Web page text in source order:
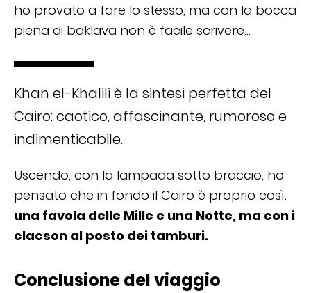
ho provato a fare lo stesso, ma con la bocca
piena di baklava non è facile scrivere…
Khan el-Khalili è la sintesi perfetta del
Cairo: caotico, affascinante, rumoroso e
indimenticabile.
Uscendo, con la lampada sotto braccio, ho
pensato che in fondo il Cairo è proprio così:
una favola delle Mille e una Notte, ma con i
clacson al posto dei tamburi.
Conclusione del viaggio